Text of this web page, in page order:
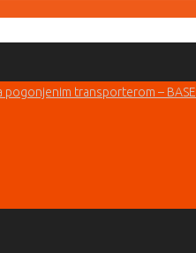
pogonjenim transporterom – BASE